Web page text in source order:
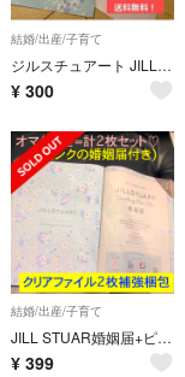
結婚/出産/子育て
ジルスチュアート JILLSTUART 婚姻届 2枚セット ウェディング 結婚
¥ 300
結婚/出産/子育て
JILL STUAR婚姻届+ピンクの婚姻届＝計2枚セット クリアファイル2枚補強
¥ 399